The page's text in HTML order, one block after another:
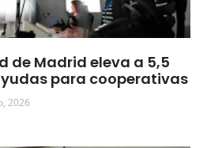
de Madrid eleva a 5,5
para cooperativas
2026